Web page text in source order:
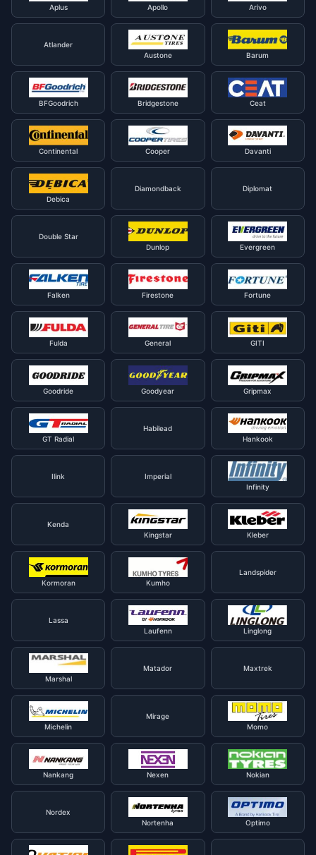
Aplus Apollo Arivo
Atlander
Austone
Barum
BFGoodrich Bridgestone Ceat
Continental Cooper Davanti
Debica
Diamondback Diplomat
Double Star
Dunlop
Evergreen
Falken Firestone Fortune
Fulda General GITI
Goodride Goodyear Gripmax
GT Radial
Habilead
Hankook
Ilink
Imperial
Infinity
Kenda
Kingstar
Kleber
Kormoran Kumho
Landspider
Lassa
Laufenn
Linglong
Marshal
Matador Maxtrek
Michelin
Mirage
Momo
Nankang Nexen Nokian
Nordex
Nortenha
Optimo